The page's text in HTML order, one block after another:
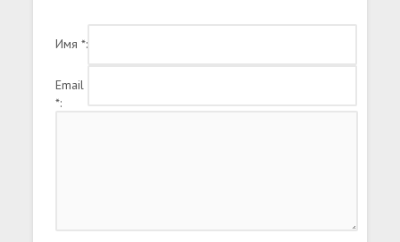
боевиков, не страшится вступить в бой с
Имя *:
Email
*: